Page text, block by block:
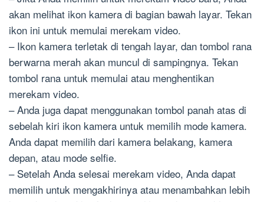
akan melihat ikon kamera di bagian bawah layar. Tekan
ikon ini untuk memulai merekam video.
– Ikon kamera terletak di tengah layar, dan tombol rana
berwarna merah akan muncul di sampingnya. Tekan
tombol rana untuk memulai atau menghentikan
merekam video.
– Anda juga dapat menggunakan tombol panah atas di
sebelah kiri ikon kamera untuk memilih mode kamera.
Anda dapat memilih dari kamera belakang, kamera
depan, atau mode selfie.
– Setelah Anda selesai merekam video, Anda dapat
memilih untuk mengakhirinya atau menambahkan lebih